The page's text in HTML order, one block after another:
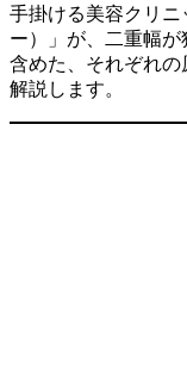
手掛ける美容クリニ
ー）」が、二重幅
含めた、それぞれ
解説します。